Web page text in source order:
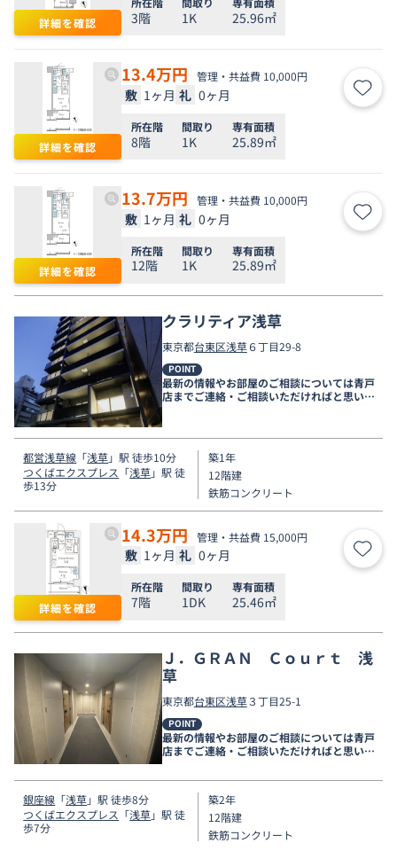
詳細を確認 3階 1K 25.96㎡
詳細を確認
13.4万円 管理・共益費 10,000円
敷 1ヶ月 礼 0ヶ月 お気
所在階
8階
間取り
1K
専有面積
25.89㎡
詳細を確認
13.7万円 管理・共益費 10,000円
敷 1ヶ月 礼 0ヶ月 お気
所在階
12階
間取り
1K
専有面積
25.89㎡
クラリティア浅草
東京都台東区浅草６丁目29-8
POINT
最新の情報やお部屋のご相談については青戸
店までご連絡・ご相談いただければと思いま
す。
都営浅草線 「浅草」駅 徒歩10分
つくばエクスプレス 「浅草」駅 徒
歩13分
築1年
12階建
鉄筋コンクリート
詳細を確認
14.3万円 管理・共益費 15,000円
敷 1ヶ月 礼 0ヶ月 お気
所在階
7階
間取り
1DK
専有面積
25.46㎡
Ｊ．ＧＲＡＮ Ｃｏｕｒｔ 浅
草
東京都台東区浅草３丁目25-1
POINT
最新の情報やお部屋のご相談については青戸
店までご連絡・ご相談いただければと思いま
す。
銀座線 「浅草」駅 徒歩8分
つくばエクスプレス 「浅草」駅 徒
歩7分
築2年
12階建
鉄筋コンクリート